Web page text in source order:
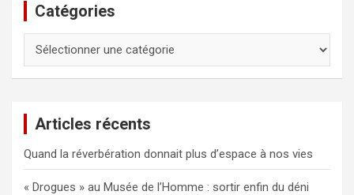
Catégories
Articles récents
Quand la réverbération donnait plus d’espace à nos vies
« Drogues » au Musée de l’Homme : sortir enfin du déni